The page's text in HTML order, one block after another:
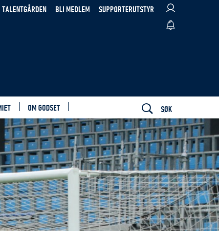
TALENTGÅRDEN BLI MEDLEM SUPPORTERUTSTYR
OM GODSET SØK